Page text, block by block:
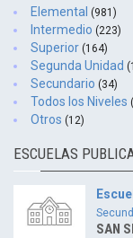
Elemental (981)
Intermedio (223)
Superior (164)
Segunda Unidad
Secundario (34)
Todos los Niveles
Otros (12)
ESCUELAS
SAN